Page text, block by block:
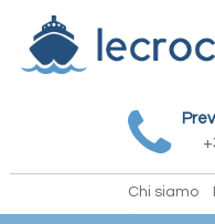
Chi siamo